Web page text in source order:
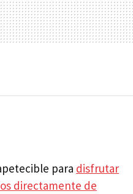
para disfrutar
directamente de